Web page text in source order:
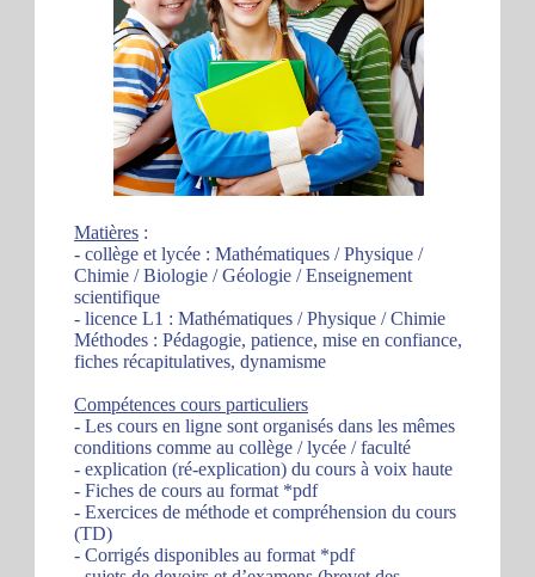
Matières :
- collège et lycée : Mathématiques / Physique /
Chimie / Biologie / Géologie / Enseignement
scientifique
- licence L1 : Mathématiques / Physique / Chimie
Méthodes : Pédagogie, patience, mise en confiance,
fiches récapitulatives, dynamisme
Compétences cours particuliers
- Les cours en ligne sont organisés dans les mêmes
conditions comme au collège / lycée / faculté
- explication (ré-explication) du cours à voix haute
- Fiches de cours au format *pdf
- Exercices de méthode et compréhension du cours
(TD)
- Corrigés disponibles au format *pdf